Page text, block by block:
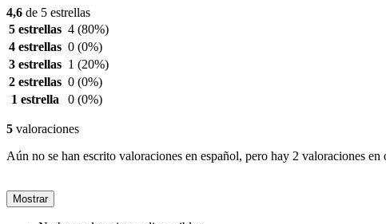
4,6 de 5 estrellas
5 estrellas 4 (80%)
4 estrellas 0 (0%)
3 estrellas 1 (20%)
2 estrellas 0 (0%)
1 estrella
0 (0%)
5 valoraciones
Aún no se han escrito valoraciones en español, pero hay 2 valoraciones en
Mostrar